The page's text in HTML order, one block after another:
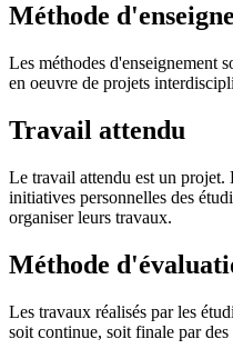
Méthode
Les méthodes d'enseignement
en oeuvre de projets
Travail attendu
Le travail attendu est un projet.
initiatives personnelles des
organiser leurs travaux.
Méthode
Les travaux réalisés par les
soit continue, soit finale par